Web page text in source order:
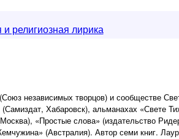
религиозная лирика
независимых творцов) и сообществе
Хабаровск), альманахах «Свете
«Простые слова» (издательство
(Австралия). Автор семи книг.